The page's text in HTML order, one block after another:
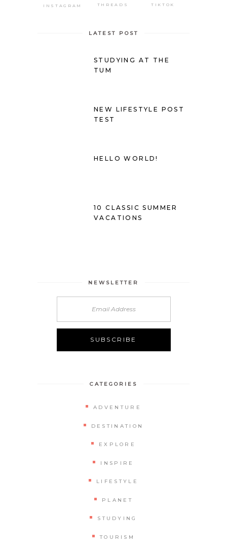
INSTAGRAM THREADS TIKTOK
LATEST POST
STUDYING AT THE
TUM
NEW LIFESTYLE POST
TEST
HELLO WORLD!
10 CLASSIC SUMMER
VACATIONS
NEWSLETTER
CATEGORIES
ADVENTURE
DESTINATION
EXPLORE
INSPIRE
LIFESTYLE
PLANET
STUDYING
TOURISM